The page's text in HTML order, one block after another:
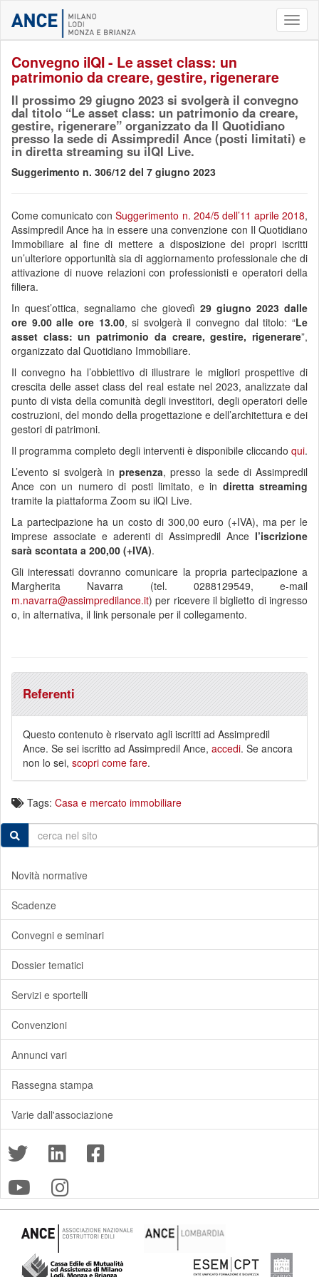
Convegno ilQI - Le asset class: un
patrimonio da creare, gestire, rigenerare
Il prossimo 29 giugno 2023 si svolgerà il convegno
dal titolo “Le asset class: un patrimonio da creare,
gestire, rigenerare” organizzato da Il Quotidiano
presso la sede di Assimpredil Ance (posti limitati) e
in diretta streaming su ilQI Live.
Suggerimento n. 306/12 del 7 giugno 2023
Come comunicato conSuggerimento n. 204/5 dell’11 aprile 2018,
Assimpredil Ance ha in essere una convenzione con Il Quotidiano
Immobiliare al fine di mettere a disposizione dei propri iscritti
un’ulteriore opportunità sia di aggiornamento professionale che di
attivazione di nuove relazioni con professionisti e operatori della
filiera.
In quest’ottica, segnaliamo che giovedì 29 giugno 2023 dalle
ore 9.00 alle ore 13.00, si svolgerà il convegno dal titolo: “Le
asset class: un patrimonio da creare, gestire, rigenerare”,
organizzato dal Quotidiano Immobiliare.
Il convegno ha l’obbiettivo di illustrare le migliori prospettive di
crescita delle asset class del real estate nel 2023, analizzate dal
punto di vista della comunità degli investitori, degli operatori delle
costruzioni, del mondo della progettazione e dell’architettura e dei
gestori di patrimoni.
Il programma completo degli interventi è disponibile cliccando qui.
L’evento si svolgerà in presenza, presso la sede di Assimpredil
Ance con un numero di posti limitato, e in diretta streaming
tramite la piattaforma Zoom su ilQI Live.
La partecipazione ha un costo di 300,00 euro (+IVA), ma per le
imprese associate e aderenti di Assimpredil Ance l’iscrizione
sarà scontata a 200,00 (+IVA).
Gli interessati dovranno comunicare la propria partecipazione a
Margherita Navarra (tel. 0288129549, e-mail
m.navarra@assimpredilance.it) per ricevere il biglietto di ingresso
o, in alternativa, il link personale per il collegamento.
Referenti
Questo contenuto è riservato agli iscritti ad Assimpredil
Ance. Se sei iscritto ad Assimpredil Ance, accedi. Se ancora
non lo sei, scopri come fare.
Tags: Casa e mercato immobiliare
Novità normative
Scadenze
Convegni e seminari
Dossier tematici
Servizi e sportelli
Convenzioni
Annunci vari
Rassegna stampa
Varie dall'associazione